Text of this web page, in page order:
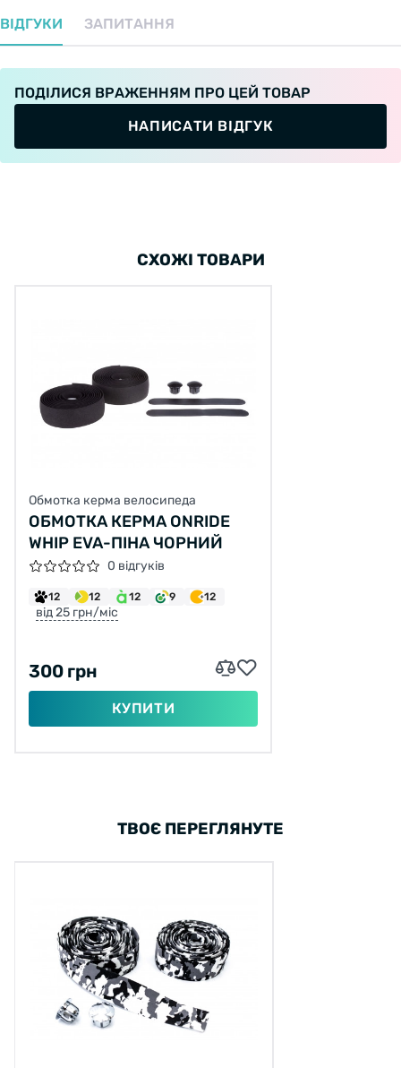
ВІДГУКИ ЗАПИТАННЯ
ПОДІЛИСЯ ВРАЖЕННЯМ ПРО ЦЕЙ ТОВАР
НАПИСАТИ ВІДГУК
СХОЖІ ТОВАРИ
Обмотка керма велосипеда
ОБМОТКА КЕРМА ONRIDE
WHIP EVA-ПІНА ЧОРНИЙ
0 відгуків
12 12 12 9 12
від 25 грн/міс
300 грн
КУПИТИ
ТВОЄ ПЕРЕГЛЯНУТЕ